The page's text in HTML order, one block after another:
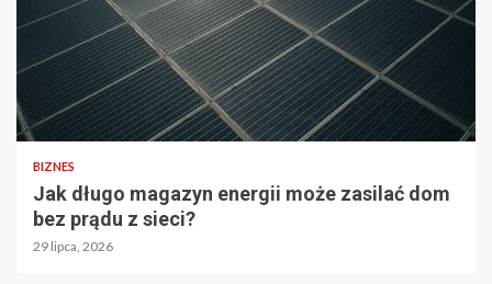
BIZNES
Jak długo magazyn energii może zasilać dom
bez prądu z sieci?
29 lipca, 2026